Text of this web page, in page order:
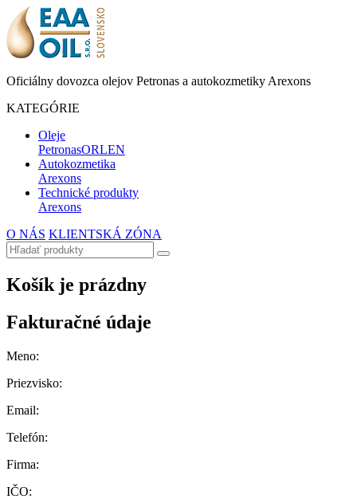
Oficiálny dovozca olejov Petronas a autokozmetiky Arexons
KATEGÓRIE
Oleje
PetronasORLEN
Autokozmetika
Arexons
Technické produkty
Arexons
O NÁS KLIENTSKÁ ZÓNA
Košík je prázdny
Fakturačné údaje
Meno:
Priezvisko:
Email:
Telefón:
Firma:
IČO: